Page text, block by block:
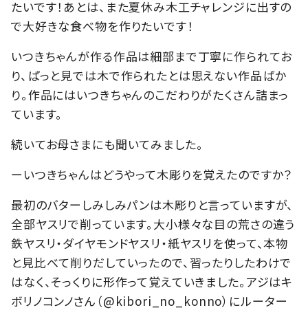
たいです！あとは、また夏休み木工チャレンジに出すの
で大好きな食べ物を作りたいです！
いつきちゃんが作る作品は細部まで丁寧に作られてお
り、ぱっと見では木で作られたとは思えない作品ばか
り。作品にはいつきちゃんのこだわりがたくさん詰まっ
ています。
続いてお母さまにも聞いてみました。
ーいつきちゃんはどうやって木彫りを覚えたのですか？
最初のバターしみしみパンは木彫りと言っていますが、
全部ヤスリで削っています。大小様々な目の荒さの違う
鉄ヤスリ・ダイヤモンドヤスリ・紙ヤスリを使って、本物
と見比べて削りだしていったので、習ったりしたわけで
はなく、そっくりに形作って覚えていきました。アジはキ
ボリノコンノさん（@kibori_no_konno）にルーター